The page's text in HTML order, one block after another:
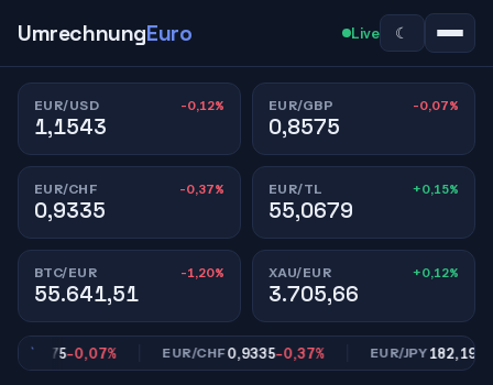
UmrechnungEuro Live ☾
EUR/USD -0,12%
1,1543
EUR/GBP -0,07%
0,8575
EUR/CHF -0,37%
0,9335
EUR/TL +0,15%
55,0679
BTC/EUR -1,20%
55.641,51
XAU/EUR +0,12%
3.705,66
0,8575 -0,07% EUR/CHF0,9335-0,37% EUR/JPY182,19-